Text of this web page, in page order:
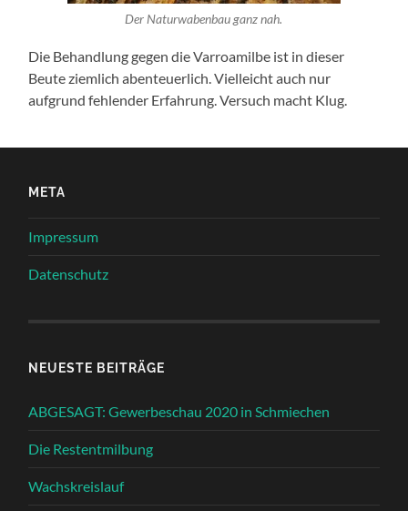
Der Naturwabenbau ganz nah.
Die Behandlung gegen die Varroamilbe ist in dieser
Beute ziemlich abenteuerlich. Vielleicht auch nur
aufgrund fehlender Erfahrung. Versuch macht Klug.
META
Impressum
Datenschutz
NEUESTE BEITRÄGE
ABGESAGT: Gewerbeschau 2020 in Schmiechen
Die Restentmilbung
Wachskreislauf